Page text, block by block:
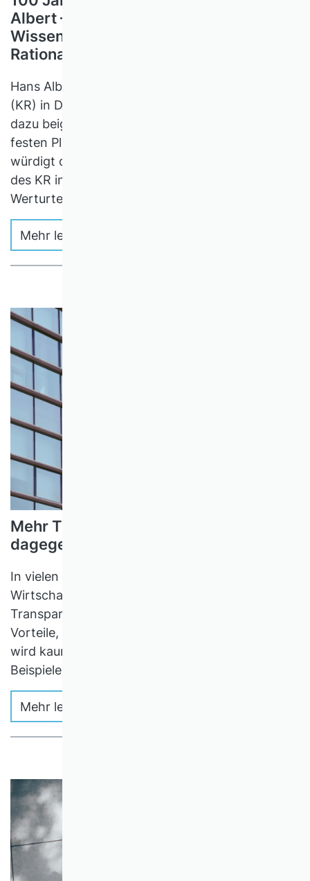
Albert – Werturteile in der
Wissenschaftstheorie des Kritischen
Rationalismus und in der BWL
Hans Albert hat den Kritischen Rationalismus
(KR) in Deutschland vertreten und entscheidend
dazu beigetragen, dass dieser in der BWL einen
festen Platz einnehmen konnte. Der Beitrag
würdigt die Rolle Hans Alberts für die Entfaltung
des KR in der BWL mit besonderem Blick auf das
Werturteilsfreiheitsprinzip.
Mehr lesen
Mehr Transparenz – Kann man denn
dagegen sein?
In vielen Lebensbereichen, auch in der
Wirtschaft, gibt es immer wieder Rufe nach mehr
Transparenz. Dass Transparenz nicht nur
Vorteile, sondern auch Nachteile haben kann,
wird kaum betrachtet. Wir geben einige solcher
Beispiele aus der Unternehmensrechnung.
Mehr lesen